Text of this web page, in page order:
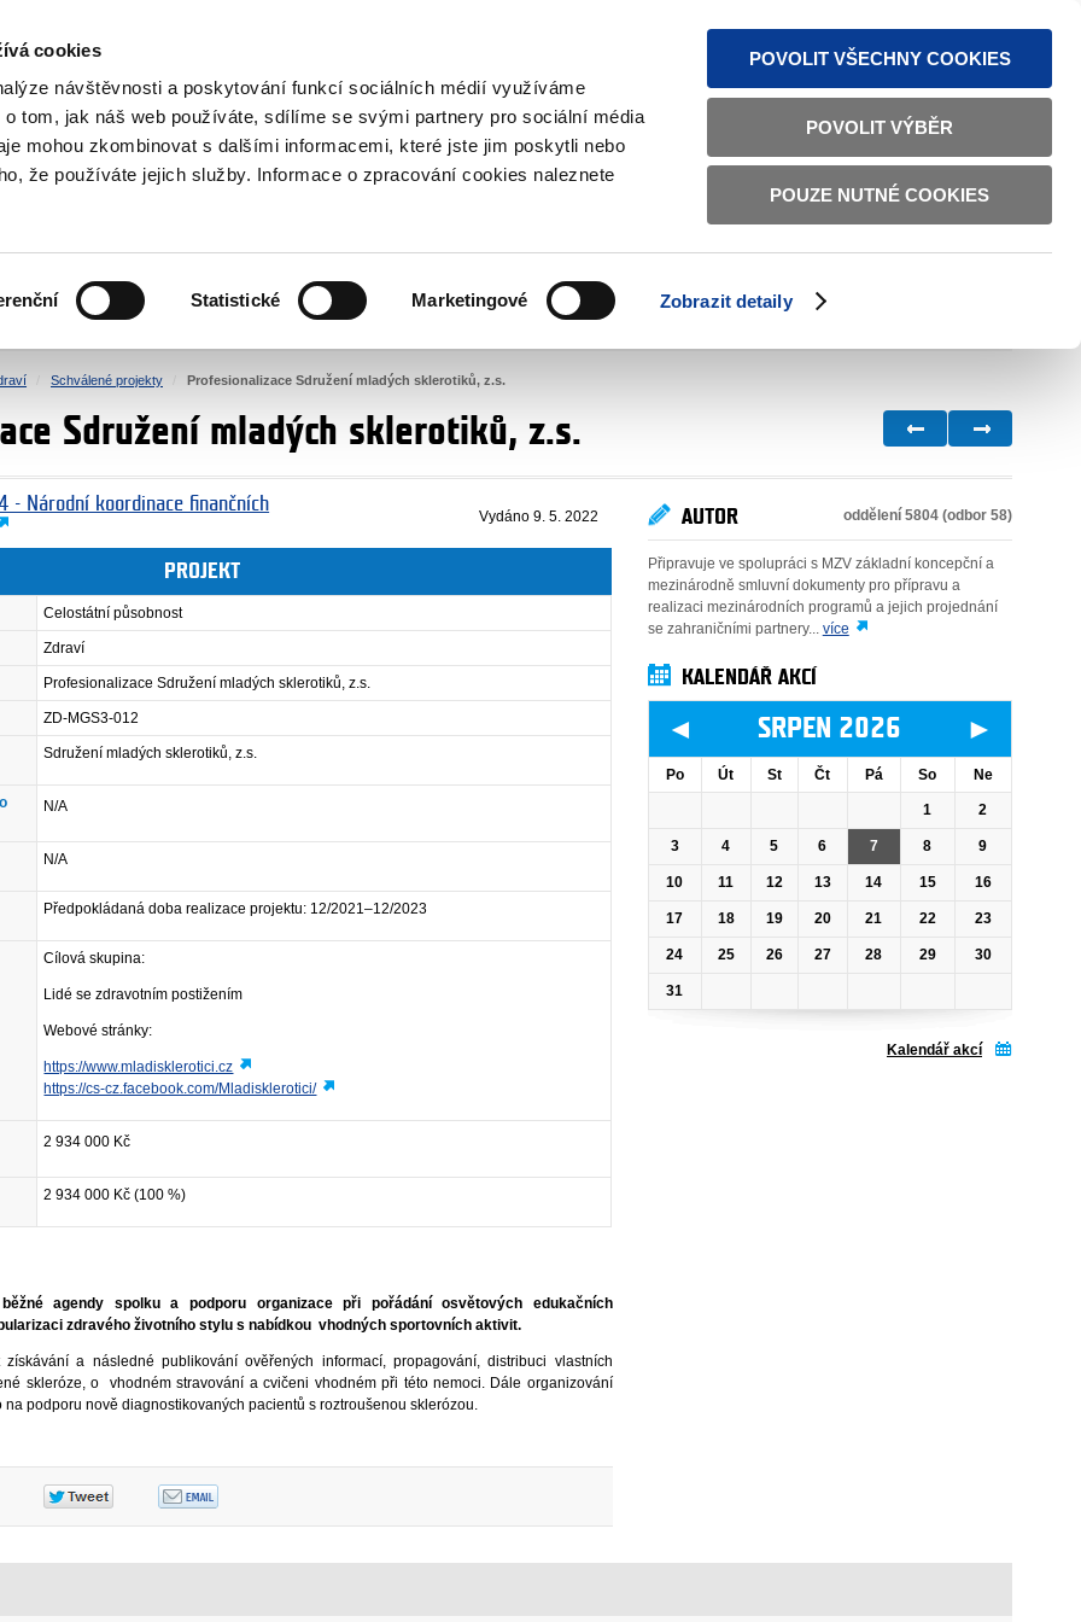
cookies
návštěvnosti a poskytování funkcí sociálních médií využíváme
tom, jak náš web používáte, sdílíme se svými partnery pro sociální média
mohou zkombinovat s dalšími informacemi, které jste jim poskytli nebo
že používáte jejich služby. Informace o zpracování cookies naleznete
Statistické Marketingové Zobrazit detaily
POVOLIT VŠECHNY COOKIES
POVOLIT VÝBĚR
POUZE NUTNÉ COOKIES
TEXTOVÁ VERZE ČESKY ENGLISH
LIDSKÁ PRÁVA SPRAVEDLNOST VNITŘNÍ VĚCI BILATERÁLNÍ SPOLUPRÁCE
Schválené projekty Profesionalizace Sdružení mladých sklerotiků, z.s.
Sdružení mladých sklerotiků, z.s.
- Národní koordinace finančních
Vydáno 9. 5. 2022
PROJEKT
Celostátní působnost
Zdraví
Profesionalizace Sdružení mladých sklerotiků, z.s.
ZD-MGS3-012
Sdružení mladých sklerotiků, z.s.
N/A
N/A
Předpokládaná doba realizace projektu: 12/2021–12/2023
Cílová skupina:
Lidé se zdravotním postižením
Webové stránky:
https://www.mladisklerotici.cz
https://cs-cz.facebook.com/Mladisklerotici/
2 934 000 Kč
2 934 000 Kč (100 %)
agendy spolku a podporu organizace při pořádání osvětových edukačních
zdravého životního stylu s nabídkou vhodných sportovních aktivit.
a následné publikování ověřených informací, propagování, distribuci vlastních
skleróze, o vhodném stravování a cvičeni vhodném při této nemoci. Dále organizování
podporu nově diagnostikovaných pacientů s roztroušenou sklerózou.
AUTOR oddělení 5804 (odbor 58)
Připravuje ve spolupráci s MZV základní koncepční a
mezinárodně smluvní dokumenty pro přípravu a
realizaci mezinárodních programů a jejich projednání
se zahraničními partnery... více
KALENDÁŘ AKCÍ
◄ SRPEN 2026 ►
Po Út St Čt Pá So Ne
1 2
3 4 5 6 7 8 9
10 11 12 13 14 15 16
17 18 19 20 21 22 23
24 25 26 27 28 29 30
31
Kalendář akcí